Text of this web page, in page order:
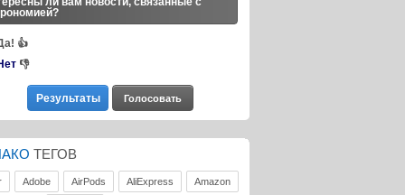
👍
👎
ТЕГОВ
Adobe AirPods AliExpress Amazon